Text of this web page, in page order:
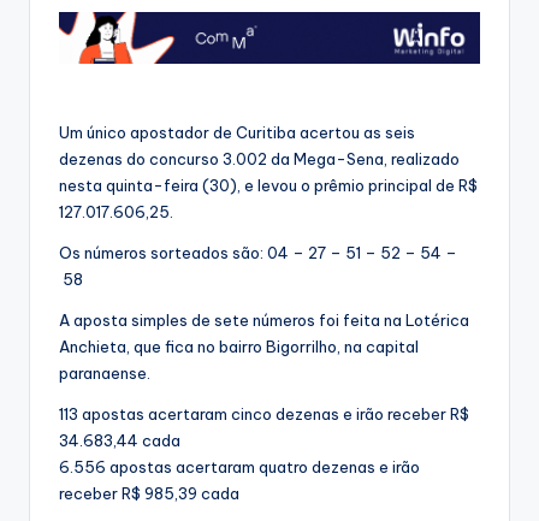
Um único apostador de Curitiba acertou as seis
dezenas do concurso 3.002 da Mega-Sena, realizado
nesta quinta-feira (30), e levou o prêmio principal de R$
127.017.606,25.
Os números sorteados são: 04 – 27 – 51 – 52 – 54 –
58
A aposta simples de sete números foi feita na Lotérica
Anchieta, que fica no bairro Bigorrilho, na capital
paranaense.
113 apostas acertaram cinco dezenas e irão receber R$
34.683,44 cada
6.556 apostas acertaram quatro dezenas e irão
receber R$ 985,39 cada